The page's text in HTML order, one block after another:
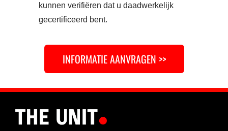
kunnen verifiëren dat u daadwerkelijk
gecertificeerd bent.
INFORMATIE AANVRAGEN >>